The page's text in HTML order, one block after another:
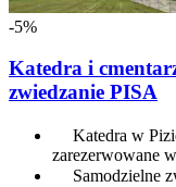
-5%
Katedra i
zwiedzanie PISA
Katedra w
zarezerwowane
Samodzielne